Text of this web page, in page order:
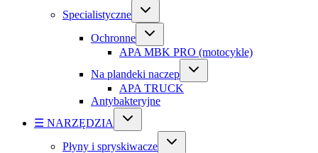
Specialistyczne
Ochronne
APA MBK PRO (motocykle)
Na plandeki naczep
APA TRUCK
Antybakteryjne
☰ NARZĘDZIA
Płyny i spryskiwacze